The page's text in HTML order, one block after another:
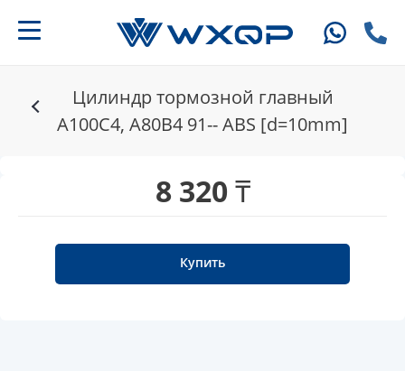
Цилиндр тормозной главный
A100C4, A80B4 91-- ABS [d=10mm]
8 320 ₸
Купить